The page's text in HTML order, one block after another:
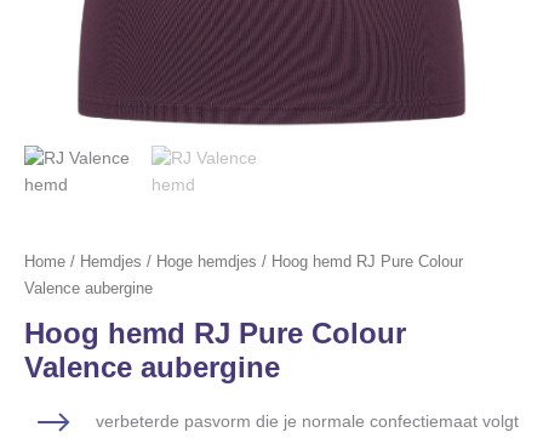
Home / Hemdjes / Hoge hemdjes / Hoog hemd RJ Pure Colour
Valence aubergine
Hoog hemd RJ Pure Colour
Valence aubergine
verbeterde pasvorm die je normale confectiemaat volgt